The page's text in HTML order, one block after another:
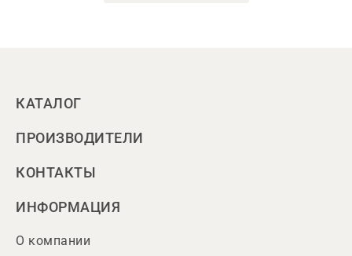
КАТАЛОГ
ПРОИЗВОДИТЕЛИ
КОНТАКТЫ
ИНФОРМАЦИЯ
О компании